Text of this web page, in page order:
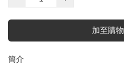
加至購
簡介